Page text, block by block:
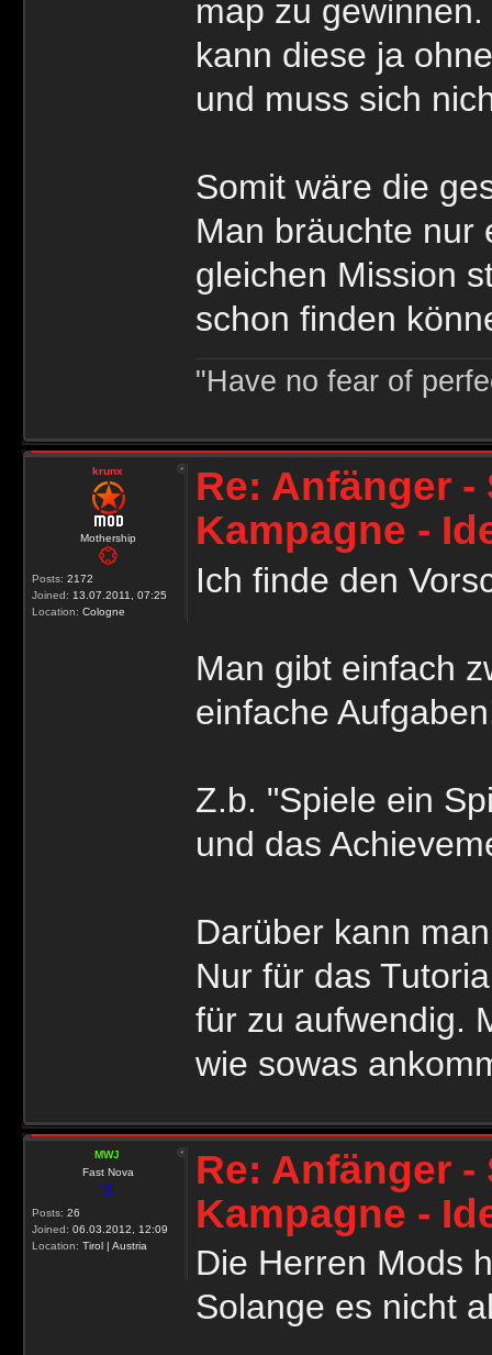
map zu
kann diese ja
und muss sich
Somit wäre die
Man bräuchte nur
gleichen Mission
schon finden
"Have no fear of
krunx
Mothership
Posts: 2172
Joined: 13.07.2011, 07:25
Location: Cologne
Re: Anfänger
Kampagne -
Ich finde den
Man gibt einfach
einfache
Z.b. "Spiele ein
und das
Darüber kann
Nur für das
für zu aufwendig.
wie sowas
MWJ
Fast Nova
Posts: 26
Joined: 06.03.2012, 12:09
Location: Tirol | Austria
Re: Anfänger
Kampagne -
Die Herren Mods
Solange es nicht